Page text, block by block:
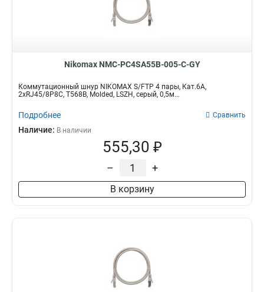
Nikomax NMC-PC4SA55B-005-C-GY
Коммутационный шнур NIKOMAX S/FTP 4 пары, Кат.6A,
2хRJ45/8P8C, T568B, Molded, LSZH, серый, 0,5м...
Подробнее Сравнить
Наличие: В наличии
555,30 ₽
– +
В корзину